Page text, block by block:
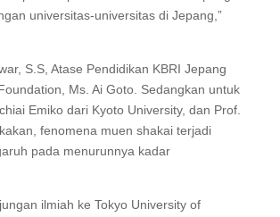
universitas-universitas di Jepang,”
S.S, Atase Pendidikan KBRI Jepang
Ms. Ai Goto. Sedangkan untuk
Emiko dari Kyoto University, dan Prof.
fenomena muen shakai terjadi
pada menurunnya kadar
ilmiah ke Tokyo University of